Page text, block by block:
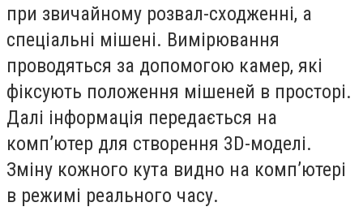
при звичайному розвал-сходженні, а
спеціальні мішені. Вимірювання
проводяться за допомогою камер, які
фіксують положення мішеней в просторі.
Далі інформація передається на
комп’ютер для створення 3D-моделі.
Зміну кожного кута видно на комп’ютері
в режимі реального часу.